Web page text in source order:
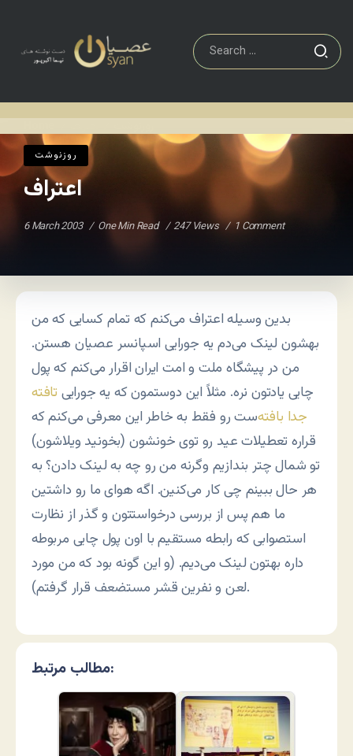
روزنوشت
اعتراف
6 March 2003 One Min Read 247 Views 1 Comment
بدین وسیله اعتراف می‌کنم که تمام کسایی که من
بهشون لینک می‌دم یه جورایی اسپانسر عصیان هستن.
من در پیشگاه ملت و امت ایران اقرار می‌کنم که پول
چایی یادتون نره. مثلاً این دوستمون که یه جورایی تافته
جدا بافته‌ست رو فقط به خاطر این معرفی می‌کنم که
قراره تعطیلات عید رو توی خونشون (بخونید ویلاشون)
تو شمال چتر بندازیم وگرنه من رو چه به لینک دادن؟ به
هر حال ببینم چی کار می‌کنین. اگه هوای ما رو داشتین
ما هم پس از بررسی درخواستتون و گذر از نظارت
استصوابی که رابطه مستقیم با اون پول چایی مربوطه
داره بهتون لینک می‌دیم. (و این گونه بود که من مورد
لعن و نفرین قشر مستضعف قرار گرفتم).
مطالب مرتبط: